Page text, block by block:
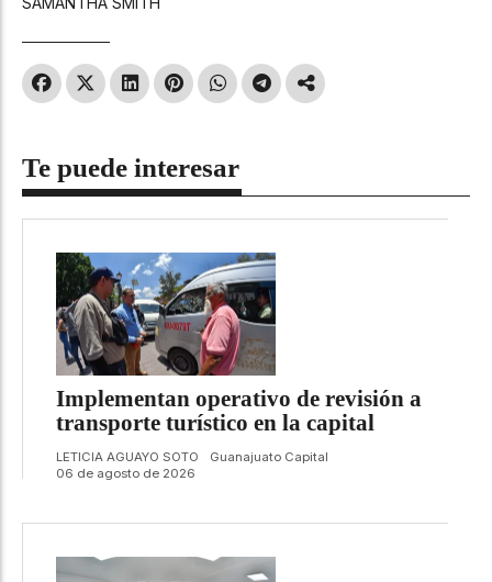
Te puede interesar
Implementan operativo de revisión a
transporte turístico en la capital
LETICIA AGUAYO SOTO
Guanajuato Capital
06 de agosto de 2026